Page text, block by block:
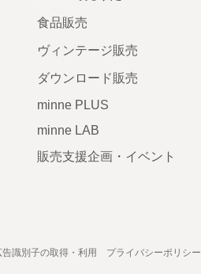
食品販売
ヴィンテージ販売
ダウンロード販売
minne PLUS
minne LAB
販売支援企画・イベント
告識別子の取得・利用 プライバシーポリシー